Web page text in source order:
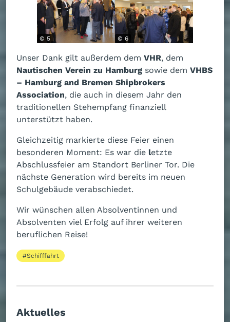
© 5 © 6
Unser Dank gilt außerdem dem VHR, dem
Nautischen Verein zu Hamburg sowie dem VHBS
– Hamburg and Bremen Shipbrokers
Association, die auch in diesem Jahr den
traditionellen Stehempfang finanziell
unterstützt haben.
Gleichzeitig markierte diese Feier einen
besonderen Moment: Es war die letzte
Abschlussfeier am Standort Berliner Tor. Die
nächste Generation wird bereits im neuen
Schulgebäude verabschiedet.
Wir wünschen allen Absolventinnen und
Absolventen viel Erfolg auf ihrer weiteren
beruflichen Reise!
Schifffahrt
Aktuelles